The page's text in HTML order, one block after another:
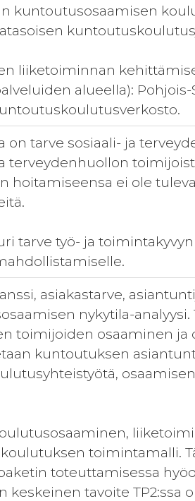
kuntoutusosaamisen
liiketoiminnan
alueella):
on tarve sosiaali- ja
terveydenhuollon
hoitamiseensa ei ole
tarve työ- ja
asiakastarve,
nykytila-
toimijoiden osaaminen
kuntoutuksen
toimintamalli.
toteuttamisessa
keskeinen tavoite